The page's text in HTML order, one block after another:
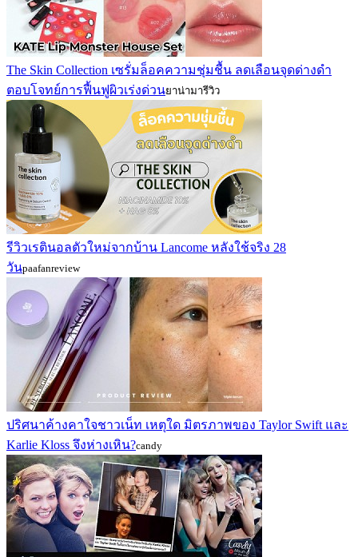
The Skin Collection เซรั่มล็อคความชุ่มชื้น ลดเลือนจุดด่างดำ
ตอบโจทย์การฟื้นฟูผิวเร่งด่วนยาน่ามารีวิว
รีวิวเรตินอลตัวใหม่จากบ้าน Lancome หลังใช้จริง 28
วันpaafanreview
ปริศนาค้างคาใจชาวเน็ท เหตุใด มิตรภาพของ Taylor Swift และ
Karlie Kloss จึงห่างเหิน?candy